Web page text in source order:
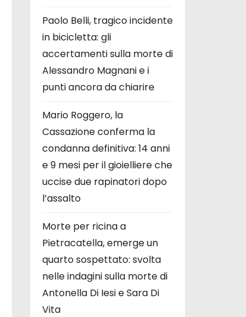
Paolo Belli, tragico incidente
in bicicletta: gli
accertamenti sulla morte di
Alessandro Magnani e i
punti ancora da chiarire
Mario Roggero, la
Cassazione conferma la
condanna definitiva: 14 anni
e 9 mesi per il gioielliere che
uccise due rapinatori dopo
l’assalto
Morte per ricina a
Pietracatella, emerge un
quarto sospettato: svolta
nelle indagini sulla morte di
Antonella Di Iesi e Sara Di
Vita